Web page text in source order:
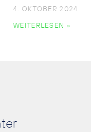
4. OKTOBER 2024
WEITERLESEN »